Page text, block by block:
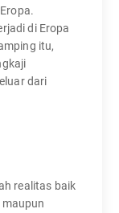
di Eropa
itu,
dari
realitas baik